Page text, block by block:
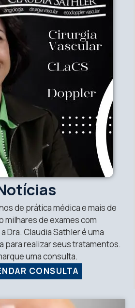
de prática médica e mais de
milhares de exames com
Dra. Claudia Sathler é uma
para realizar seus tratamentos.
uma consulta.
CONSULTA